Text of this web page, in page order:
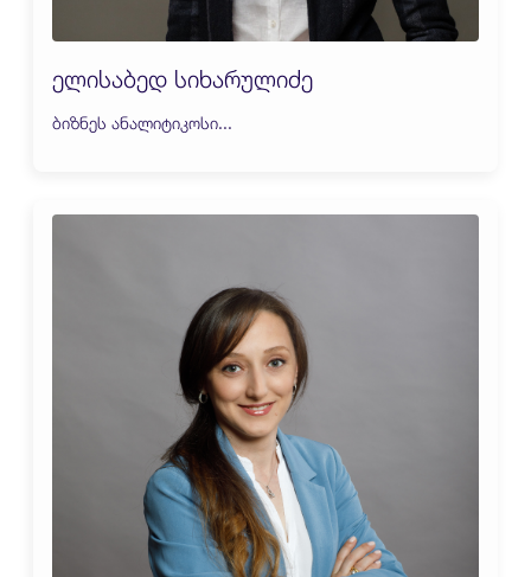
ელისაბედ სიხარულიძე
ბიზნეს ანალიტიკოსი...